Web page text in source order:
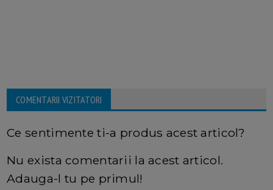
COMENTARII VIZITATORI
Ce sentimente ti-a produs acest articol?
Nu exista comentarii la acest articol.
Adauga-l tu pe primul!